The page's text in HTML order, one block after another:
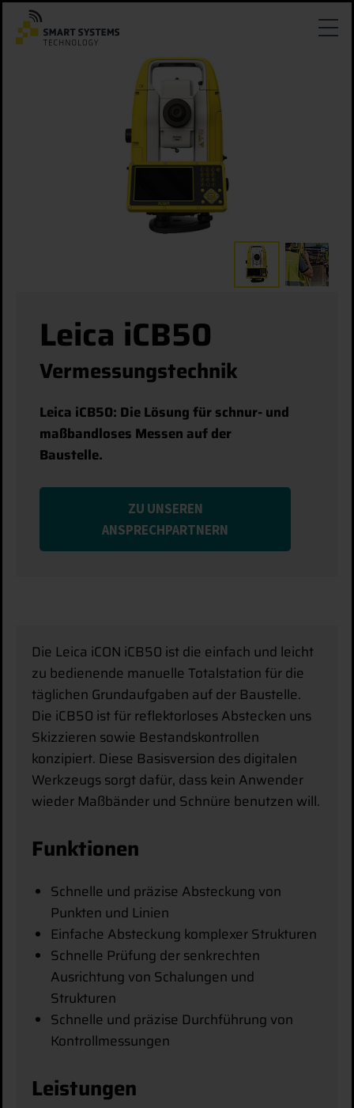
Leica iCB50
Vermessungstechnik
Leica iCB50: Die Lösung für schnur- und
maßbandloses Messen auf der
Baustelle.
ZU UNSEREN
ANSPRECHPARTNERN
Die Leica iCON iCB50 ist die einfach und leicht
zu bedienende manuelle Totalstation für die
täglichen Grundaufgaben auf der Baustelle.
Die iCB50 ist für reflektorloses Abstecken uns
Skizzieren sowie Bestandskontrollen
konzipiert. Diese Basisversion des digitalen
Werkzeugs sorgt dafür, dass kein Anwender
wieder Maßbänder und Schnüre benutzen will.
Funktionen
Schnelle und präzise Absteckung von
Punkten und Linien
Einfache Absteckung komplexer Strukturen
Schnelle Prüfung der senkrechten
Ausrichtung von Schalungen und
Strukturen
Schnelle und präzise Durchführung von
Kontrollmessungen
Leistungen